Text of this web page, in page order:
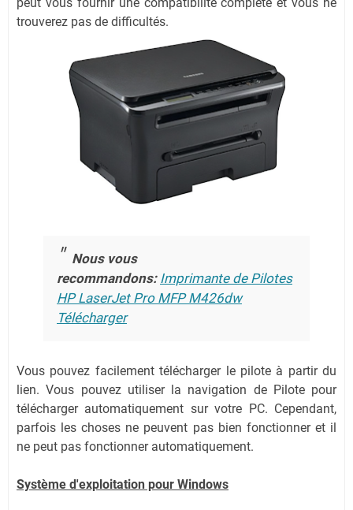
trouverez pas de difficultés.
Nous vous
recommandons: Imprimante de Pilotes
HP LaserJet Pro MFP M426dw
Télécharger
Vous pouvez facilement télécharger le pilote à partir du
lien.Vous pouvez utiliser la navigation de Pilote pour
télécharger automatiquement sur votre PC. Cependant,
parfois les choses ne peuvent pas bien fonctionner et il
ne peut pas fonctionner automatiquement.
Système d'exploitation pour Windows